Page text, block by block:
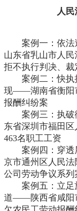
人
案例一：依法
山东省乳山市人
拒不执行判决、裁
案例二：快执
现——湖南省衡阳
报酬纠纷案
案例三：执破
东省深圳市福田
463名职工工资
案例四：穿透
京市通州区人民
公司劳动争议系列
案例五：立足
道——陕西省咸阳